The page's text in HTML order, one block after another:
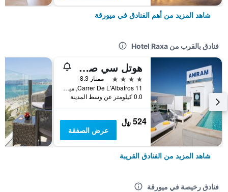
شاهد المزيد من أهم الفنادق في ميورقة
فنادق بالقرب من Hotel Raxa
هوتل سي صن أنيرام
4 نجوم
ممتاز 8.3
Carrer De L'Albatros 11, ميورقة, مالوركا, أسبانيا
0.0 كيلومتر عن وسط المدينة
524 ﷼
عرض الصفقة
شاهد المزيد من الفنادق القريبة
فنادق رخيصة في ميورقة